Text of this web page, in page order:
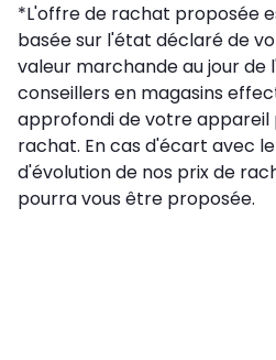
*L'offre de rachat proposée
basée sur l'état déclaré de
valeur marchande au jour de
conseillers en magasins
approfondi de votre appareil
rachat. En cas d'écart avec
d'évolution de nos prix de
pourra vous être proposée.